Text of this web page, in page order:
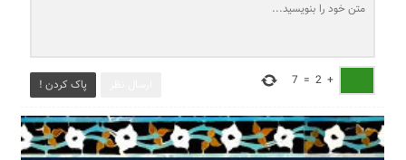
پاک کردن ! +
2
=
7